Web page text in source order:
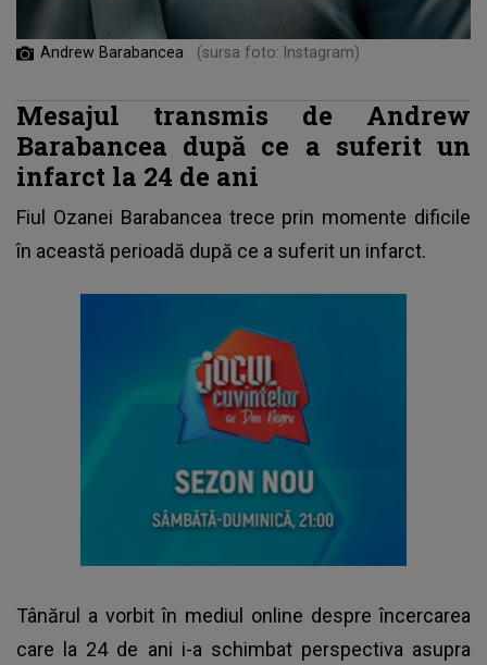
Andrew Barabancea (sursa foto: Instagram)
Mesajul transmis de Andrew
Barabancea după ce a suferit un
infarct la 24 de ani
Fiul Ozanei Barabanceatrece prin momente dificile
în această perioadă după ce a suferit un infarct.
Tânărul a vorbit în mediul online despre încercarea
care la 24 de ani i-a schimbat perspectiva asupra